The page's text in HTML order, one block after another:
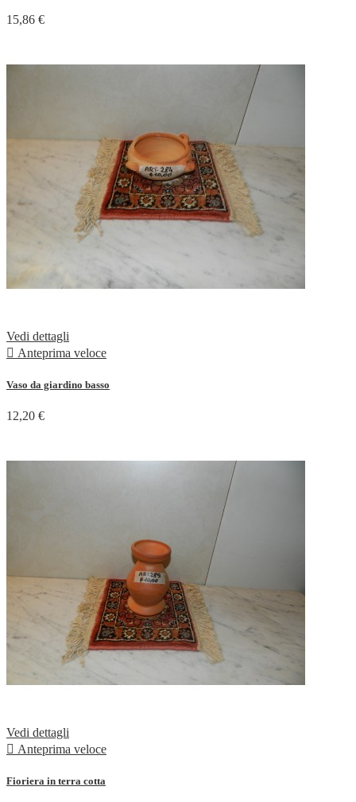
15,86 €
Vedi dettagli
 Anteprima veloce
Vaso da giardino basso
12,20 €
Vedi dettagli
 Anteprima veloce
Fioriera in terra cotta